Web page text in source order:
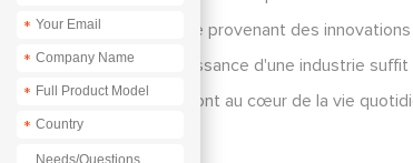
cette croissance provenant des
d'autres. La croissance d'une industrie
les transports sont au cœur de la vie
*
*
*
*